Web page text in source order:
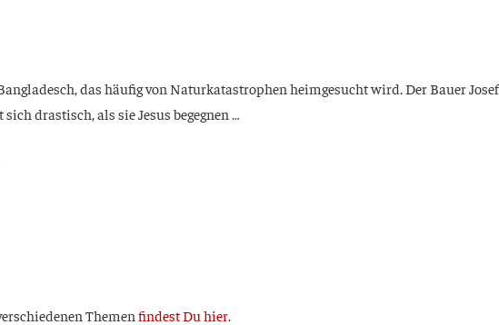
das häu­fig von Natur­ka­ta­stro­phen heim­ge­sucht wird. Der Bau­er
dras­tisch, als sie Jesus begegnen …
The­men fin­dest Du hier.